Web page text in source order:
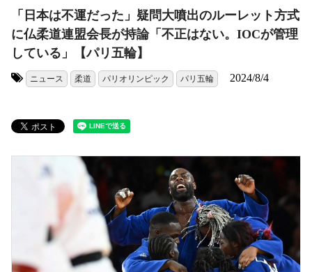
「日本は不運だった」疑問大噴出のルーレット方式
に仏柔道連盟会長が持論「不正はない。IOCが管理
している」【パリ五輪】
ニュース 柔道 パリオリンピック パリ五輪 2024/8/4